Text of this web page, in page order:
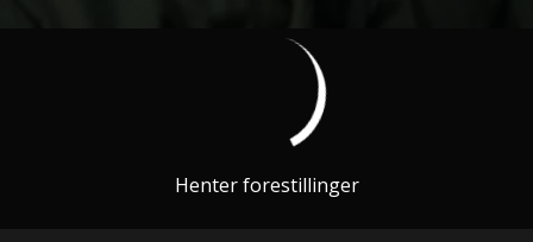
Henter forestillinger